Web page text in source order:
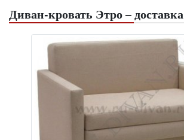
Диван-кровать Этро – доставка